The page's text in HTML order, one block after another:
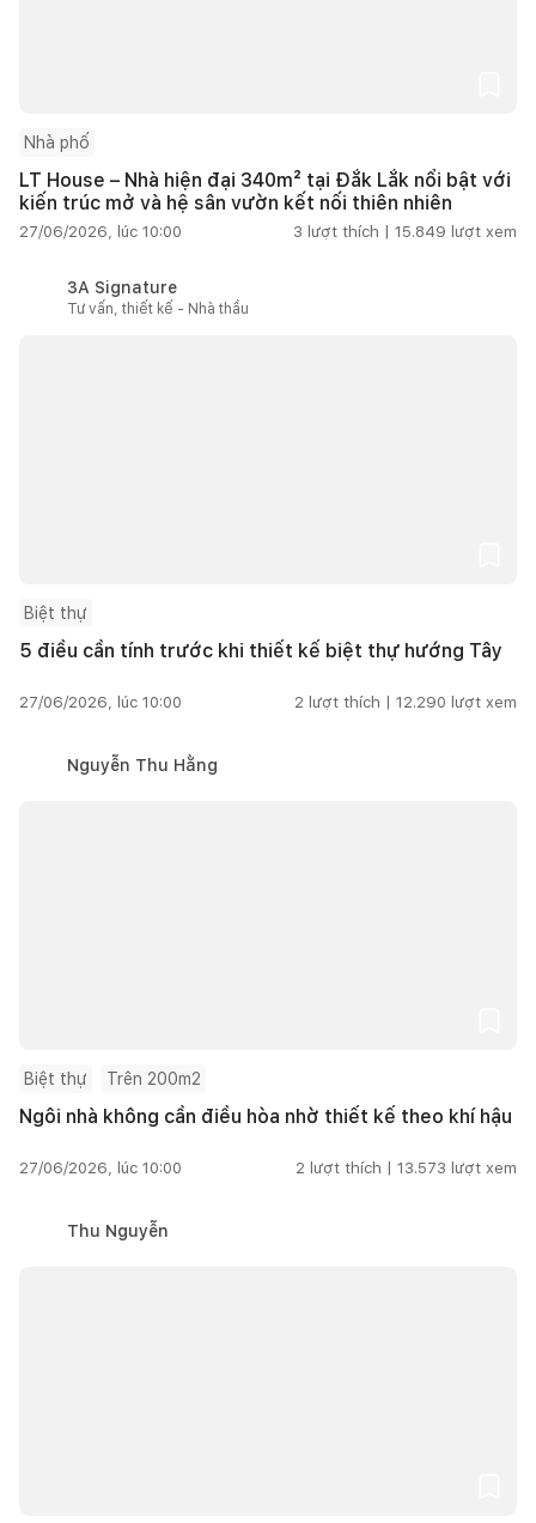
Nhà phố
LT House – Nhà hiện đại 340m² tại Đắk Lắk nổi bật với
kiến trúc mở và hệ sân vườn kết nối thiên nhiên
27/06/2026, lúc 10:00 3 lượt thích | 15.849 lượt xem
3A Signature
Tư vấn, thiết kế - Nhà thầu
Biệt thự
5 điều cần tính trước khi thiết kế biệt thự hướng Tây
27/06/2026, lúc 10:00 2 lượt thích | 12.290 lượt xem
Nguyễn Thu Hằng
Biệt thự Trên 200m2
Ngôi nhà không cần điều hòa nhờ thiết kế theo khí hậu
27/06/2026, lúc 10:00 2 lượt thích | 13.573 lượt xem
Thu Nguyễn